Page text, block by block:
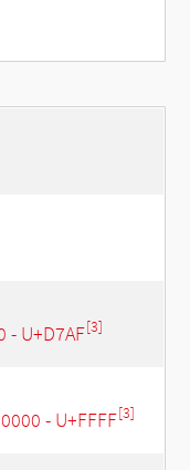
- U+D7AF[3]
- U+FFFF[3]